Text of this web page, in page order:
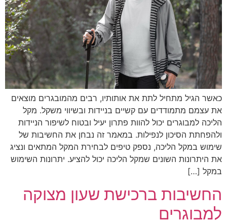
כאשר הגיל מתחיל לתת את אותותיו, רבים מהמובגרים מוצאים
את עצמם מתמודדים עם קשיים בניידות ובשיווי משקל. מקל
הליכה למבוגרים יכול להוות פתרון יעיל ובטוח לשיפור הניידות
ולהפחתת הסיכון לנפילות. במאמר זה נבחן את החשיבות של
שימוש במקל הליכה, נספק טיפים לבחירת המקל המתאים ונציג
את היתרונות השונים שמקל הליכה יכול להציע. יתרונות השימוש
במקל […]
החשיבות ברכישת שעון מצוקה
למבוגרים